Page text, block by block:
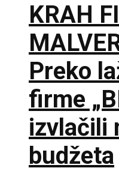
KRAH
Preko
firme
izvlačili
budžeta